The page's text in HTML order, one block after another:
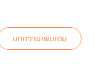
บทความเพิ่มเติม